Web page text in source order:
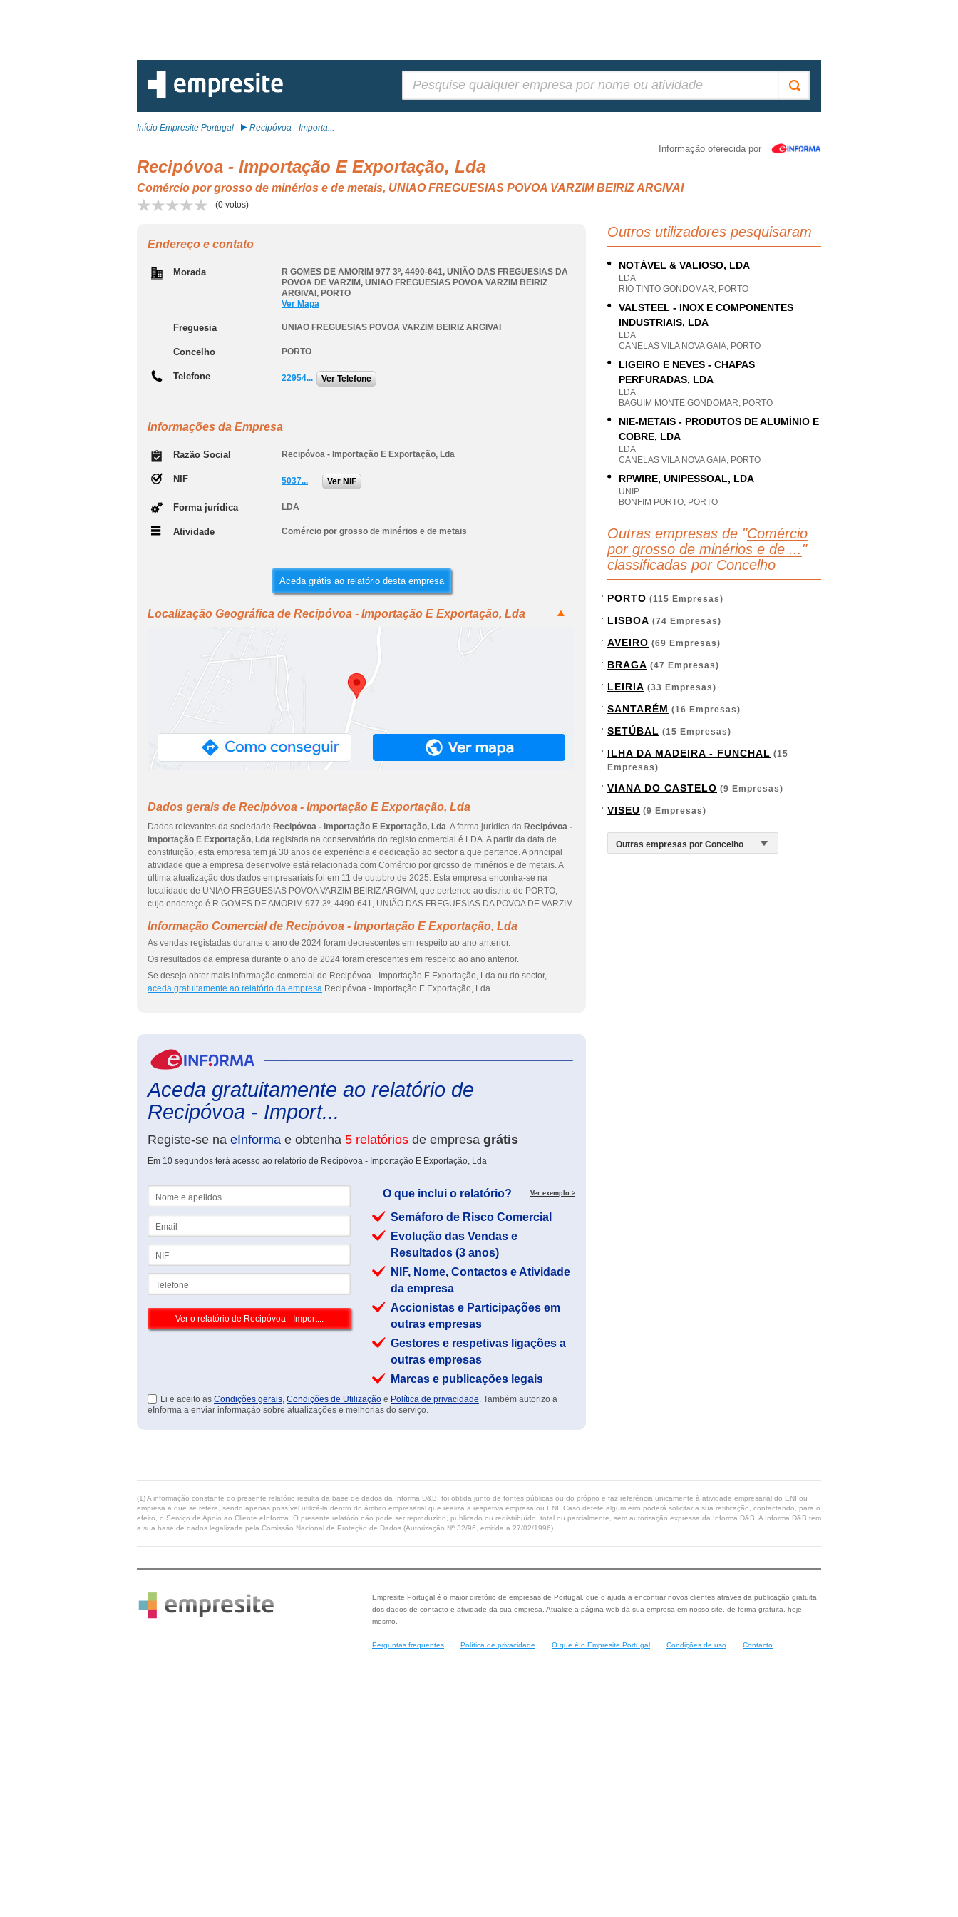
Início Empresite Portugal Recipóvoa - Importa...
Informação oferecida por
Recipóvoa - Importação E Exportação, Lda
Comércio por grosso de minérios e de metais, UNIAO FREGUESIAS POVOA VARZIM BEIRIZ ARGIVAI
(0 votos)
Endereço e contato
Morada
R GOMES DE AMORIM 977 3º, 4490-641, UNIÃO DAS FREGUESIAS DA
POVOA DE VARZIM , UNIAO FREGUESIAS POVOA VARZIM BEIRIZ
ARGIVAI , PORTO
Ver Mapa
Freguesia UNIAO FREGUESIAS POVOA VARZIM BEIRIZ ARGIVAI
Concelho PORTO
Telefone 22954... Ver Telefone
Informações da Empresa
Razão Social Recipóvoa - Importação E Exportação, Lda
NIF 5037... Ver NIF
Forma jurídica LDA
Atividade Comércio por grosso de minérios e de metais
Aceda grátis ao relatório desta empresa
Localização Geográfica de Recipóvoa - Importação E Exportação, Lda
Dados gerais de Recipóvoa - Importação E Exportação, Lda
Dados relevantes da sociedade Recipóvoa - Importação E Exportação, Lda. A forma jurídica da Recipóvoa -
Importação E Exportação, Lda registada na conservatória do registo comercial é LDA. A partir da data de
constituição, esta empresa tem já 30 anos de experiência e dedicação ao sector a que pertence. A principal
atividade que a empresa desenvolve está relacionada com Comércio por grosso de minérios e de metais. A
última atualização dos dados empresariais foi em 11 de outubro de 2025. Esta empresa encontra-se na
localidade de UNIAO FREGUESIAS POVOA VARZIM BEIRIZ ARGIVAI, que pertence ao distrito de PORTO,
cujo endereço é R GOMES DE AMORIM 977 3º, 4490-641, UNIÃO DAS FREGUESIAS DA POVOA DE VARZIM.
Informação Comercial de Recipóvoa - Importação E Exportação, Lda
As vendas registadas durante o ano de 2024 foram decrescentes em respeito ao ano anterior.
Os resultados da empresa durante o ano de 2024 foram crescentes em respeito ao ano anterior.
Se deseja obter mais informação comercial de Recipóvoa - Importação E Exportação, Lda ou do sector,
aceda gratuitamente ao relatório da empresa Recipóvoa - Importação E Exportação, Lda.
Aceda gratuitamente ao relatório de
Recipóvoa - Import...
Registe-se na eInforma e obtenha 5 relatórios de empresa grátis
Em 10 segundos terá acesso ao relatório de Recipóvoa - Importação E Exportação, Lda
O que inclui o relatório? Ver exemplo >
Semáforo de Risco Comercial
Evolução das Vendas e
Resultados (3 anos)
NIF, Nome, Contactos e Atividade
da empresa
Accionistas e Participações em
outras empresas
Gestores e respetivas ligações a
outras empresas
Marcas e publicações legais
Li e aceito as Condições gerais, Condições de Utilização e Política de privacidade. Também autorizo a
eInforma a enviar informação sobre atualizações e melhorias do serviço.
Outros utilizadores pesquisaram
NOTÁVEL & VALIOSO, LDA
LDA
RIO TINTO GONDOMAR, PORTO
VALSTEEL - INOX E COMPONENTES
INDUSTRIAIS, LDA
LDA
CANELAS VILA NOVA GAIA, PORTO
LIGEIRO E NEVES - CHAPAS
PERFURADAS, LDA
LDA
BAGUIM MONTE GONDOMAR, PORTO
NIE-METAIS - PRODUTOS DE ALUMÍNIO E
COBRE, LDA
LDA
CANELAS VILA NOVA GAIA, PORTO
RPWIRE, UNIPESSOAL, LDA
UNIP
BONFIM PORTO, PORTO
Outras empresas de "Comércio
por grosso de minérios e de ... "
classificadas por Concelho
PORTO (115 Empresas)
LISBOA (74 Empresas)
AVEIRO (69 Empresas)
BRAGA (47 Empresas)
LEIRIA (33 Empresas)
SANTARÉM (16 Empresas)
SETÚBAL (15 Empresas)
ILHA DA MADEIRA - FUNCHAL (15
Empresas)
VIANA DO CASTELO (9 Empresas)
VISEU (9 Empresas)
(1) A informação constante do presente relatório resulta da base de dados da Informa D&B, foi obtida junto de fontes públicas ou do próprio e faz referência unicamente à atividade empresarial do ENI ou
empresa a que se refere, sendo apenas possível utilizá-la dentro do âmbito empresarial que realiza a respetiva empresa ou ENI. Caso detete algum erro poderá solicitar a sua retificação, contactando, para o
efeito, o Serviço de Apoio ao Cliente eInforma. O presente relatório não pode ser reproduzido, publicado ou redistribuído, total ou parcialmente, sem autorização expressa da Informa D&B. A Informa D&B tem
a sua base de dados legalizada pela Comissão Nacional de Proteção de Dados (Autorização Nº 32/96, emitida a 27/02/1996).
Empresite Portugal é o maior diretório de empresas de Portugal, que o ajuda a encontrar novos clientes através da publicação gratuita
dos dados de contacto e atividade da sua empresa. Atualize a página web da sua empresa em nosso site, de forma gratuita, hoje
mesmo.
Perguntas frequentes Política de privacidade O que é o Empresite Portugal Condições de uso Contacto